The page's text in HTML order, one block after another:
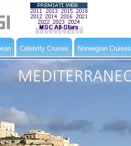
Celebrity Cruises Norwegian Cruises